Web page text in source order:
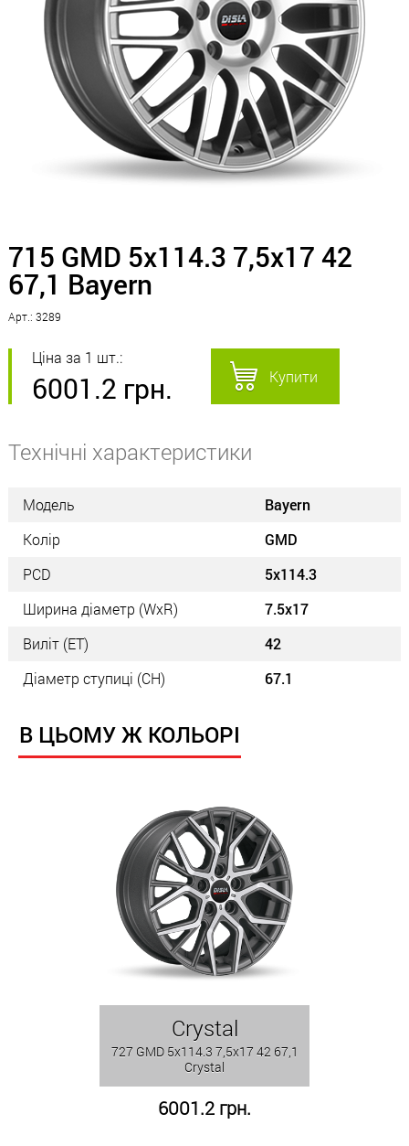
715 GMD 5x114.3 7,5x17 42
67,1 Bayern
Арт.: 3289
Ціна за 1 шт.:
6001.2 грн. Купити
Технічні характеристики
Модель
Bayern
Колір
GMD
PCD
5x114.3
Ширина діаметр (WxR)
7.5x17
Виліт (ET)
42
Діаметр ступиці (СН)
67.1
В ЦЬОМУ Ж КОЛЬОРІ
Crystal
727 GMD 5x114.3 7,5x17 42 67,1
Crystal
6001.2 грн.